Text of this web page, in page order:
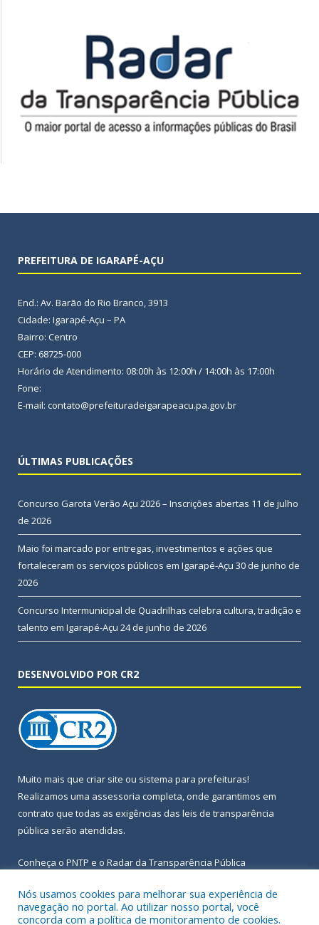
PREFEITURA DE IGARAPÉ-AÇU
End.: Av. Barão do Rio Branco, 3913
Cidade: Igarapé-Açu – PA
Bairro: Centro
CEP: 68725-000
Horário de Atendimento: 08:00h às 12:00h / 14:00h às 17:00h
Fone:
E-mail: contato@prefeituradeigarapeacu.pa.gov.br
ÚLTIMAS PUBLICAÇÕES
Concurso Garota Verão Açu 2026 – Inscrições abertas 11 de julho
de 2026
Maio foi marcado por entregas, investimentos e ações que
fortaleceram os serviços públicos em Igarapé-Açu 30 de junho de
2026
Concurso Intermunicipal de Quadrilhas celebra cultura, tradição e
talento em Igarapé-Açu 24 de junho de 2026
DESENVOLVIDO POR CR2
Muito mais que criar site ou sistema para prefeituras!
Realizamos uma assessoria completa, onde garantimos em
contrato que todas as exigências das leis de transparência
pública serão atendidas.
Conheça o PNTP e o Radar da Transparência Pública
Nós usamos cookies para melhorar sua experiência de
navegação no portal. Ao utilizar nosso portal, você
concorda com a política de monitoramento de cookies.